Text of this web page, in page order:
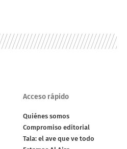
Acceso rápido
Quiénes somos
Compromiso editorial
Tala: el ave que ve todo